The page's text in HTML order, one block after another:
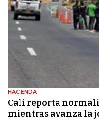
HACIENDA
Cali reporta
mientras avanza la